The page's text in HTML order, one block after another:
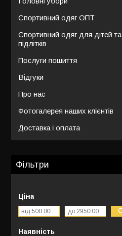
Спортивний одяг ОПТ
Спортивний одяг для дітей та
підлітків
Послуги пошиття
Відгуки
Про нас
Фотогалерея наших клієнтів
Доставка і оплата
Фільтри
Ціна
Наявність